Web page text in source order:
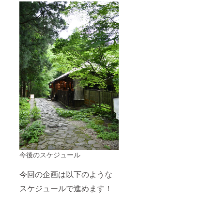
今後のスケジュール
今回の企画は以下のような
スケジュールで進めます！